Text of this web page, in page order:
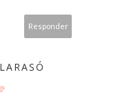
Responder